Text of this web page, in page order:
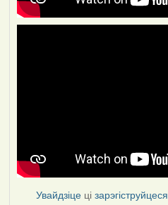
Увайдзіце цізарэгіструйцеся